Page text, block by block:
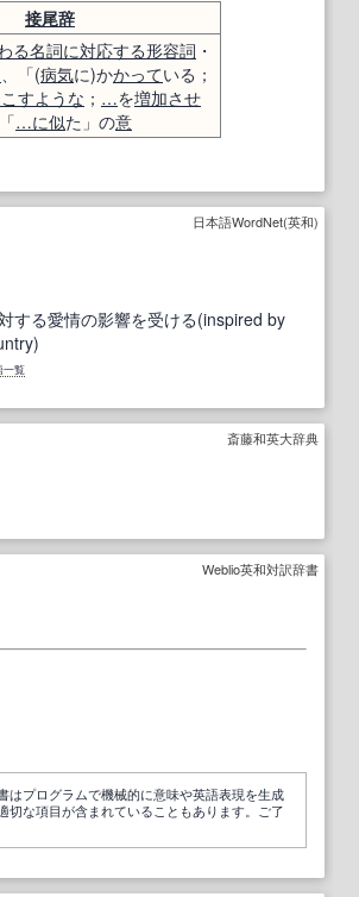
接尾辞
る名詞に対応する形容詞 ・
、「(病気に)かかっている；
すような ； …を増加させ
…に似た」の意
日本語WordNet(英和)
する愛情の影響を受ける(inspired by
一覧
斎藤和英大辞典
Weblio英和対訳辞書
はプログラムで機械的に意味や英語表現を生成
切な項目が含まれていることもあります。ご了